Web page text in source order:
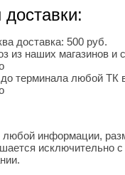
доставка: 500 руб.
из наших магазинов и
терминала любой ТК
любой информации,
исключительно